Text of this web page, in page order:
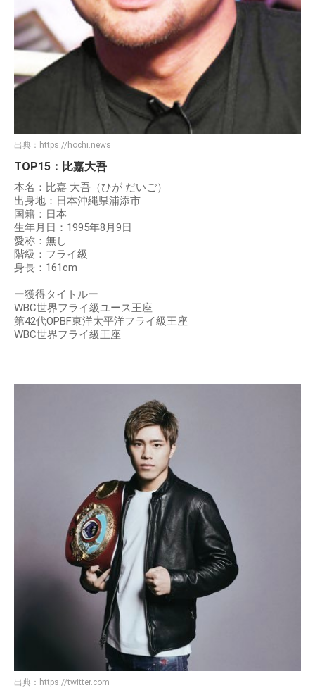
出典： https://hochi.news
TOP15：比嘉大吾
本名：比嘉 大吾（ひが だいご）
出身地：日本沖縄県浦添市
国籍：日本
生年月日：1995年8月9日
愛称：無し
階級：フライ級
身長：161cm
ー獲得タイトルー
WBC世界フライ級ユース王座
第42代OPBF東洋太平洋フライ級王座
WBC世界フライ級王座
出典： https://twitter.com